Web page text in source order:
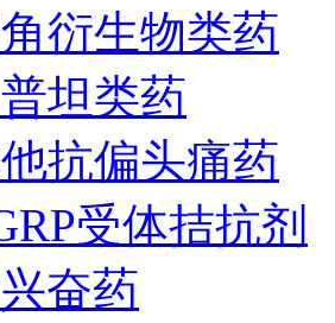
衍生物类药
坦类药
抗偏头痛药
受体拮抗剂
奋药